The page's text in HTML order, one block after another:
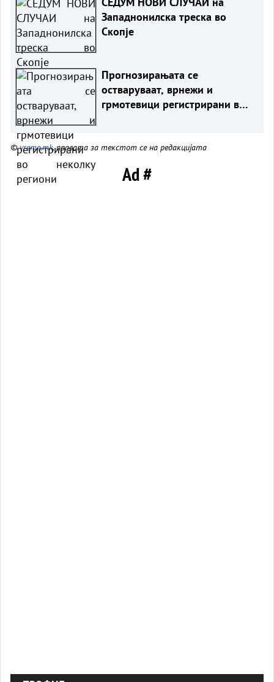
Западнонилска треска во
Скопје
Прогнозирањата се
остваруваат, врнежи и
грмотевици регистрирани во
©vreme.mk, правата за текстот се на редакцијата
Ad #